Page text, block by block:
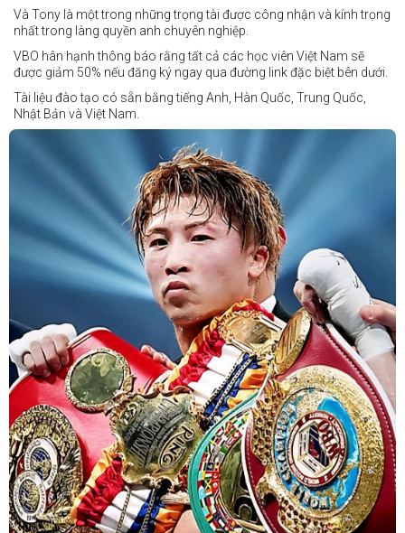
Jeffer Rhoy Mendoza vs Eranio Pisador
Mikko Camingawan vs Rovick Embuscado
Meredy Michael vs Aisah Alico
Ian Carl Muyso vs Marvin Zamora
Franz Carl Muyso vs Ariel Antonio
Hãy rủ bạn bè và gia đình cùng tham gia để tận hưởng một ngày
tuyệt vời và chứng kiến QUYỀN ANH Ở ĐỈNH CAO NHẤT!
Và Tony là một trong những trọng tài được công nhận và kính trọng
nhất trong làng quyền anh chuyên nghiệp.
VBO hân hạnh thông báo rằng tất cả các học viên Việt Nam sẽ
được giảm 50% nếu đăng ký ngay qua đường link đặc biệt bên dưới.
Tài liệu đào tạo có sẵn bằng tiếng Anh, Hàn Quốc, Trung Quốc,
Nhật Bản và Việt Nam.
Số lượng chỗ có hạn, hãy nhanh tay đăng ký!